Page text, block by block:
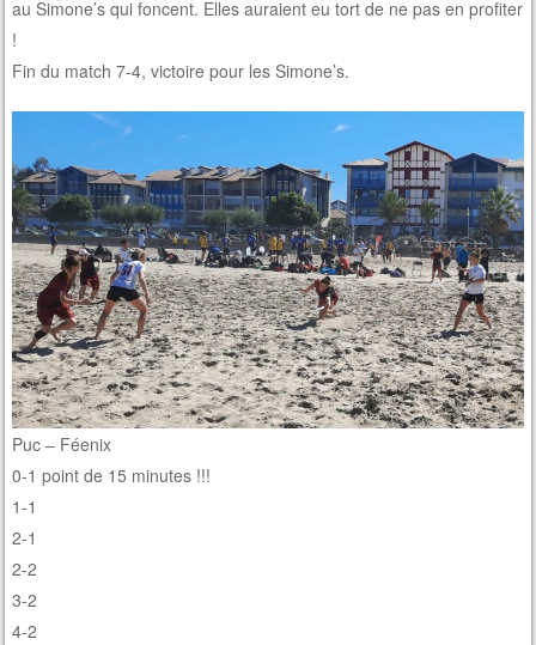
au Simone’s qui foncent. Elles auraient eu tort de ne pas en profiter
!
Fin du match 7-4, victoire pour les Simone’s.
Puc – Féenix
0-1 point de 15 minutes !!!
1-1
2-1
2-2
3-2
4-2